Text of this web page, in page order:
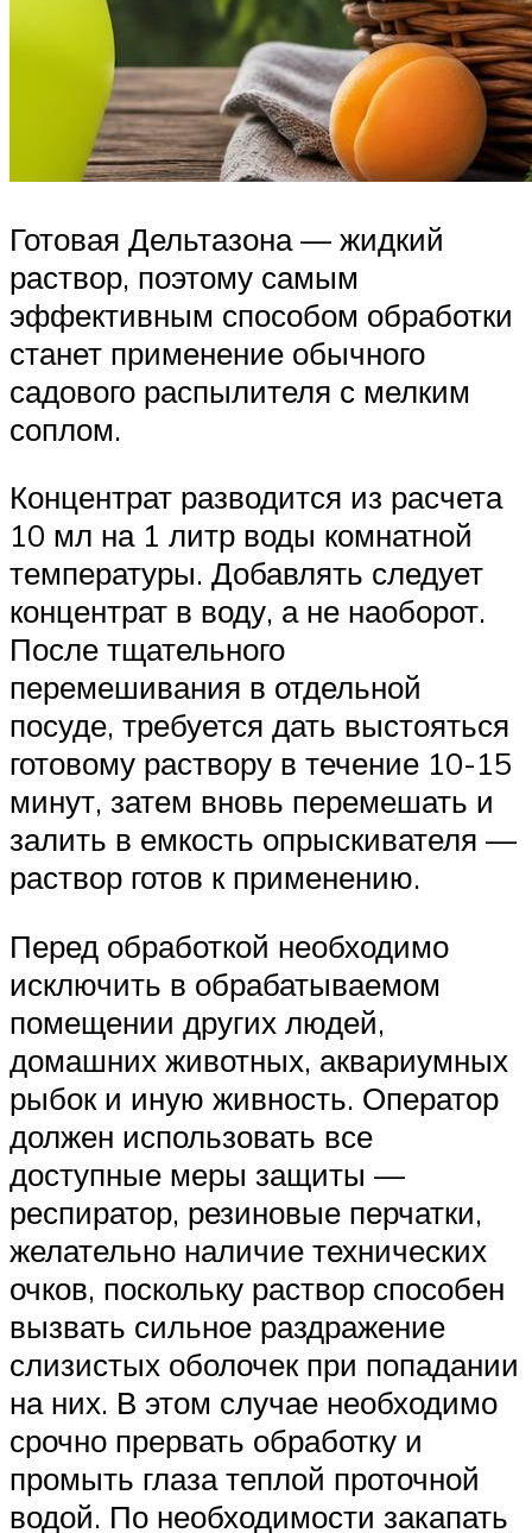
Готовая Дельтазона — жидкий
раствор, поэтому самым
эффективным способом обработки
станет применение обычного
садового распылителя с мелким
соплом.
Концентрат разводится из расчета
10 мл на 1 литр воды комнатной
температуры. Добавлять следует
концентрат в воду, а не наоборот.
После тщательного
перемешивания в отдельной
посуде, требуется дать выстояться
готовому раствору в течение 10-15
минут, затем вновь перемешать и
залить в емкость опрыскивателя —
раствор готов к применению.
Перед обработкой необходимо
исключить в обрабатываемом
помещении других людей,
домашних животных, аквариумных
рыбок и иную живность. Оператор
должен использовать все
доступные меры защиты —
респиратор, резиновые перчатки,
желательно наличие технических
очков, поскольку раствор способен
вызвать сильное раздражение
слизистых оболочек при попадании
на них. В этом случае необходимо
срочно прервать обработку и
промыть глаза теплой проточной
водой. По необходимости закапать